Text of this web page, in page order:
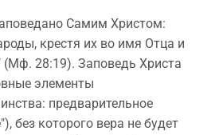
Самим Христом:
крестя их во имя Отца и
(Мф. 28:19). Заповедь Христа
элементы
предварительное
без которого вера не будет